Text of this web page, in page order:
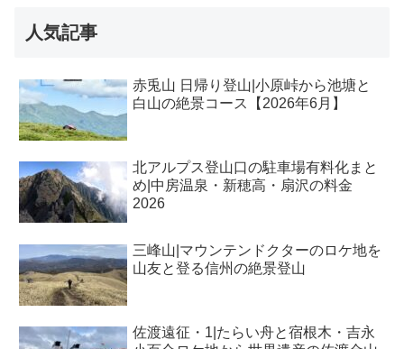
人気記事
赤兎山 日帰り登山|小原峠から池塘と
白山の絶景コース【2026年6月】
北アルプス登山口の駐車場有料化まと
め|中房温泉・新穂高・扇沢の料金
2026
三峰山|マウンテンドクターのロケ地を
山友と登る信州の絶景登山
佐渡遠征・1|たらい舟と宿根木・吉永